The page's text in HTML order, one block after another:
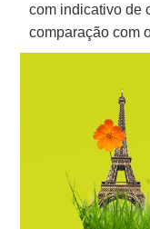
com indicativo de
comparação com